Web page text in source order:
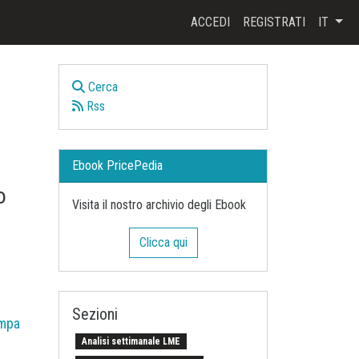
ACCEDI REGISTRATI IT
Cerca
Rss
Ebook PricePedia
Visita il nostro archivio degli Ebook
Clicca qui
Sezioni
Analisi settimanale LME